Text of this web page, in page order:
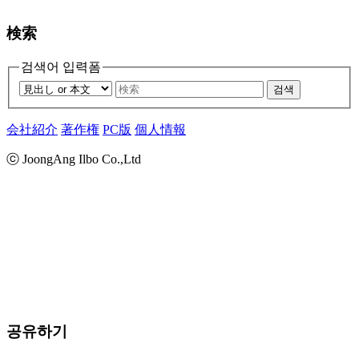
検索
검색어 입력폼
검색
会社紹介 著作権 PC版 個人情報
ⓒ JoongAng Ilbo Co.,Ltd
공유하기